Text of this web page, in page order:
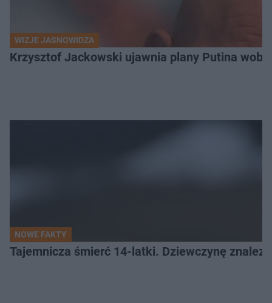
WIZJE JASNOWIDZA
Krzysztof Jackowski ujawnia plany Putina
NOWE FAKTY
Tajemnicza śmierć 14-latki. Dziewczynę